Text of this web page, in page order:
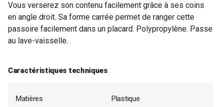
Vous verserez son contenu facilement grâce à ses coins
en angle droit. Sa forme carrée permet de ranger cette
passoire facilement dans un placard. Polypropylène. Passe
au lave-vaisselle.
Caractéristiques techniques
Matières Plastique